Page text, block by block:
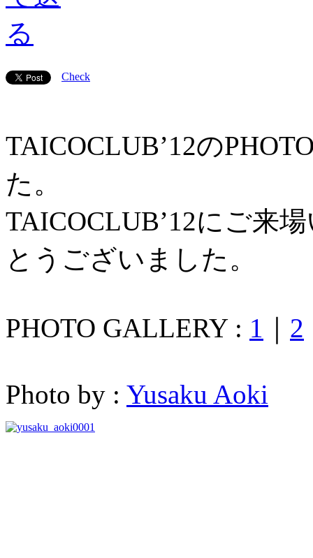
Check
TAICOCLUB’12の
た。
TAICOCLUB’12にご来
とうございました。
PHOTO GALLERY : 1 2
Photo by : Yusaku Aoki